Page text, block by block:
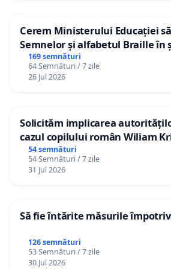
Cerem Ministerului Educației
Semnelor și alfabetul Braille în
Republica Moldova!
169 semnături
64 Semnături / 7 zile
26 Jul 2026
Solicităm implicarea
cazul copilului român Wiliam
Gheorghe, aflat în plasament în
12 ani
54 semnături
54 Semnături / 7 zile
31 Jul 2026
Să fie întărite măsurile
126 semnături
53 Semnături / 7 zile
30 Jul 2026